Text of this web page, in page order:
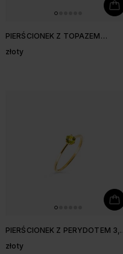
PIERŚCIONEK Z TOPAZEM
złoty
PIERŚCIONEK Z PERYDOTEM 3,9
złoty